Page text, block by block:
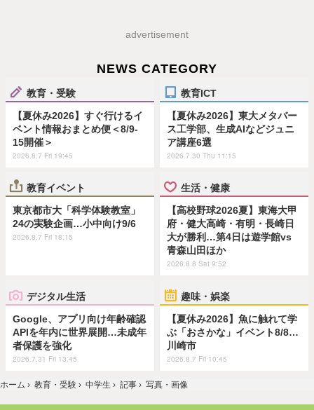
advertisement
NEWS CATEGORY
教育・受験
【夏休み2026】すぐ行けるイ
ベント情報おまとめ便＜8/9-
15開催＞
2026.8.7 Fri 19:45
教育ICT
【夏休み2026】東大メタバー
ス工学部、生成AIなどジュニ
ア講座6選
2026.7.30 Thu 11:15
教育イベント
東京都市大「科学体験教室」
24の実験企画…小中向け9/6
2026.8.7 Fri 18:15
生活・健康
【高校野球2026夏】東海大甲
府・健大高崎・有明・長崎日
大が勝利…第4日は遊学館vs
青森山田ほか
2026.8.8 Sat 9:52
デジタル生活
Google、アプリ向け年齢確認
APIを年内に世界展開…未成年
者保護を強化
2026.7.31 Fri 13:45
趣味・娯楽
【夏休み2026】魚に触れて学
ぶ「おさかな」イベント8/8…
川崎市
2026.8.7 Fri 10:45
ホーム › 教育・受験 › 中学生 › 記事 › 写真・画像